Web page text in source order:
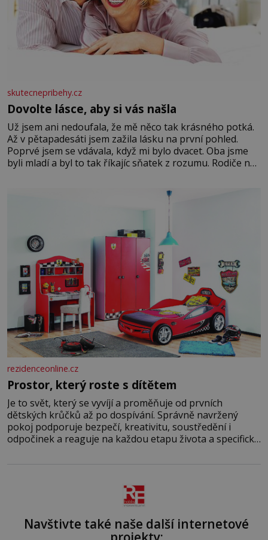
skutecnepribehy.cz
Dovolte lásce, aby si vás našla
Už jsem ani nedoufala, že mě něco tak krásného potká.
Až v pětapadesáti jsem zažila lásku na první pohled.
Poprvé jsem se vdávala, když mi bylo dvacet. Oba jsme
byli mladí a byl to tak říkajíc sňatek z rozumu. Rodiče nás
rezidenceonline.cz
Prostor, který roste s dítětem
Je to svět, který se vyvíjí a proměňuje od prvních
dětských krůčků až po dospívání. Správně navržený
pokoj podporuje bezpečí, kreativitu, soustředění i
odpočinek a reaguje na každou etapu života a specifické
Navštivte také naše další internetové